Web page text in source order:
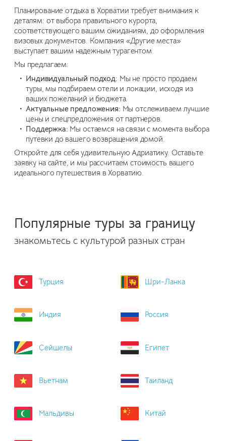
Планирование отдыха в Хорватии требует внимания к
деталям: от выбора правильного курорта,
соответствующего вашим ожиданиям, до оформления
визовых документов. Компания «Другие места»
выступает вашим надежным турагентом.
Мы предлагаем:
Индивидуальный подход: Мы не просто продаем
туры, мы подбираем отели и локации, исходя из
ваших пожеланий и бюджета.
Актуальные предложения: Мы отслеживаем лучшие
цены и спецпредложения от партнеров.
Поддержка: Мы остаемся на связи с момента выбора
путевки до вашего возвращения домой.
Откройте для себя удивительную Адриатику. Оставьте
заявку на сайте, и мы рассчитаем стоимость вашего
идеального путешествия в Хорватию.
Популярные туры за границу
знакомьтесь с культурой разных стран
Турция Шри-Ланка
Индия Россия
Сейшелы Египет
Вьетнам Таиланд
Мальдивы Китай